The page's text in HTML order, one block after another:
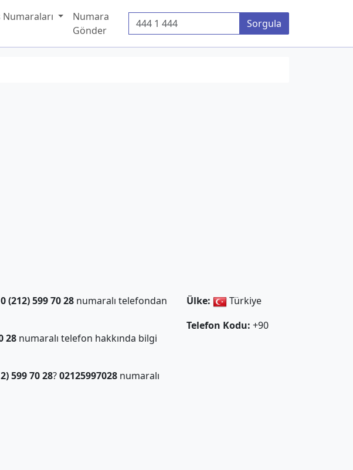
Numara
Gönder
Telefon Numarası Sorgula
0 (212) 599 70 28numaralı telefondan
28numaralı telefon hakkında bilgi
599 70 28?02125997028numaralı
Ülke:
Türkiye
Telefon Kodu: +90